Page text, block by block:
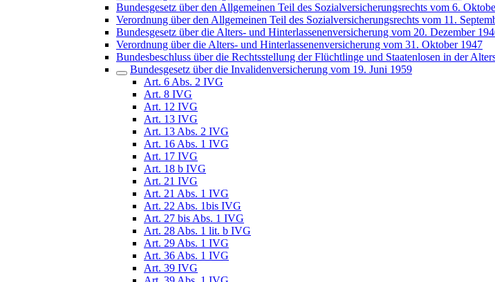
Bundesgesetz über den Allgemeinen Teil des Sozialversicherungsrechts vom 6.
Verordnung über den Allgemeinen Teil des Sozialversicherungsrechts vom 11.
Bundesgesetz über die Alters- und Hinterlassenenversicherung vom 20. Dezember
Verordnung über die Alters- und Hinterlassenenversicherung vom 31. Oktober 1947
Bundesbeschluss über die Rechtsstellung der Flüchtlinge und Staatenlosen in der
Bundesgesetz über die Invalidenversicherung vom 19. Juni 1959
Art. 6 Abs. 2 IVG
Art. 8 IVG
Art. 12 IVG
Art. 13 IVG
Art. 13 Abs. 2 IVG
Art. 16 Abs. 1 IVG
Art. 17 IVG
Art. 18 b IVG
Art. 21 IVG
Art. 21 Abs. 1 IVG
Art. 22 Abs. 1bis IVG
Art. 27 bis Abs. 1 IVG
Art. 28 Abs. 1 lit. b IVG
Art. 29 Abs. 1 IVG
Art. 36 Abs. 1 IVG
Art. 39 IVG